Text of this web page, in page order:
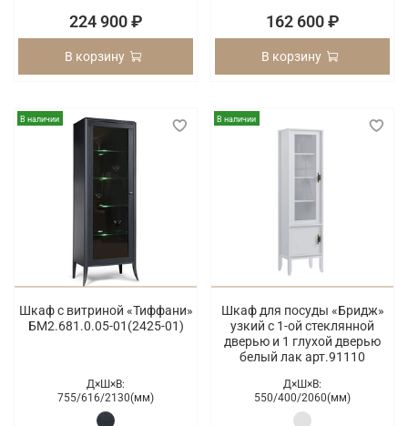
224 900 ₽
В корзину
162 600 ₽
В корзину
В наличии
Шкаф с витриной «Тиффани»
БМ2.681.0.05-01(2425-01)
Д×Ш×В:
755/616/2130(мм)
В наличии
Шкаф для посуды «Бридж»
узкий с 1-ой стеклянной
дверью и 1 глухой дверью
белый лак арт.91110
Д×Ш×В:
550/400/2060(мм)